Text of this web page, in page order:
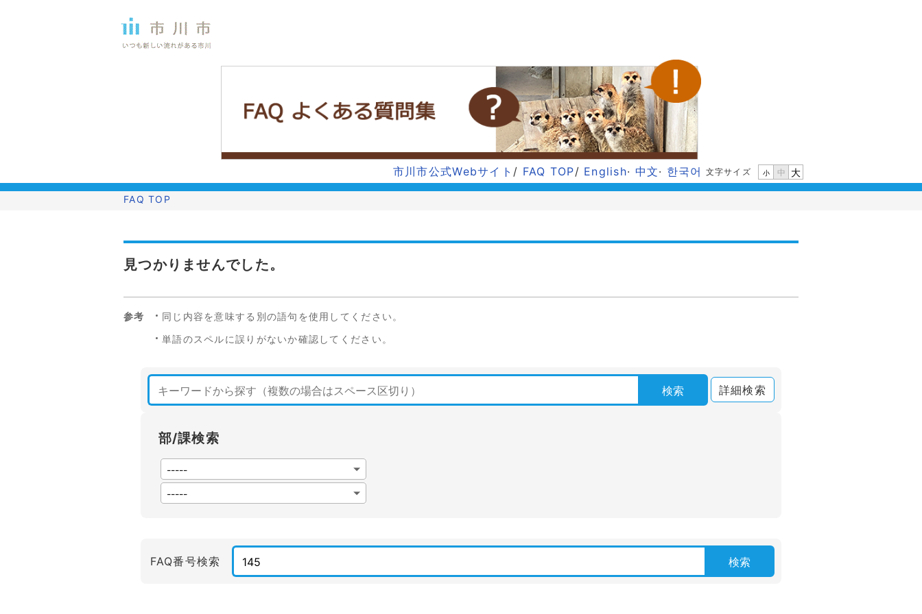
市川市公式Webサイト / FAQ TOP/ English· 中文· 한국어 文字サイズ 小 中 大
FAQ TOP
見つかりませんでした。
参考
同じ内容を意味する別の語句を使用してください。
単語のスペルに誤りがないか確認してください。
検索 詳細検索
部/課検索
FAQ番号検索 検索